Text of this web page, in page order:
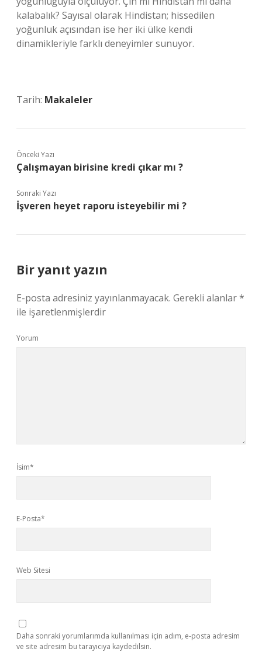
kalabalık? Sayısal olarak Hindistan; hissedilen
yoğunluk açısından ise her iki ülke kendi
dinamikleriyle farklı deneyimler sunuyor.
Tarih: Makaleler
Önceki Yazı
Çalışmayan birisine kredi çıkar mı ?
Sonraki Yazı
İşveren heyet raporu isteyebilir mi ?
Bir yanıt yazın
E-posta adresiniz yayınlanmayacak. Gerekli alanlar*
ile işaretlenmişlerdir
Yorum
İsim*
E-Posta*
Web Sitesi
Daha sonraki yorumlarımda kullanılması için adım, e-posta adresim
ve site adresim bu tarayıcıya kaydedilsin.